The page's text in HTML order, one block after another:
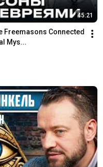
45:21
Freemasons Connected
Mys...